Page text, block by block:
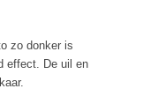
zo donker is
effect. De uil en